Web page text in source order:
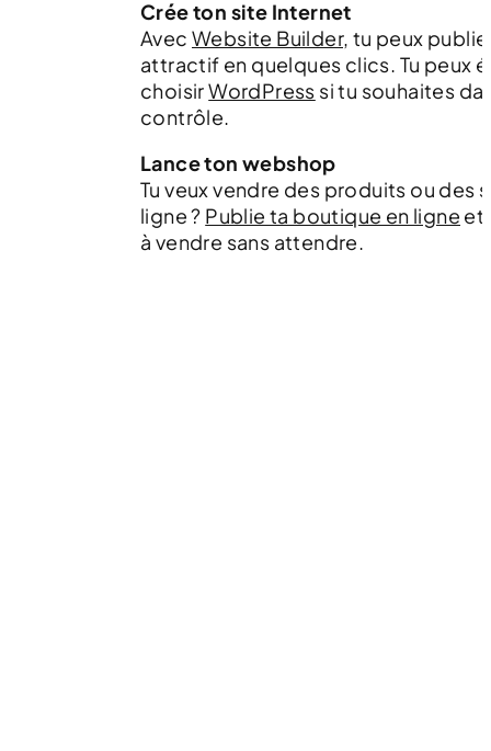
Crée ton site Internet
Avec Website Builder, tu peux
attractif en quelques clics. Tu peux
choisirWordPress si tu souhaites
contrôle.
Lance ton webshop
Tu veux vendre des produits ou des
ligne ? Publie ta boutique en ligne et
à vendre sans attendre.